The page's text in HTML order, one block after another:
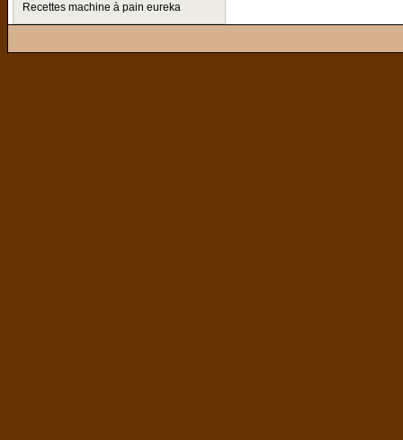
Recettes machine à pain eureka